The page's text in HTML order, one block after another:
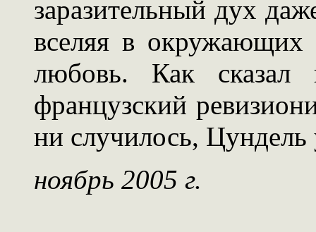
заразительный дух
вселяя в окружающих
любовь. Как
французский
ни случилось, Цундель
ноябрь 2005 г.